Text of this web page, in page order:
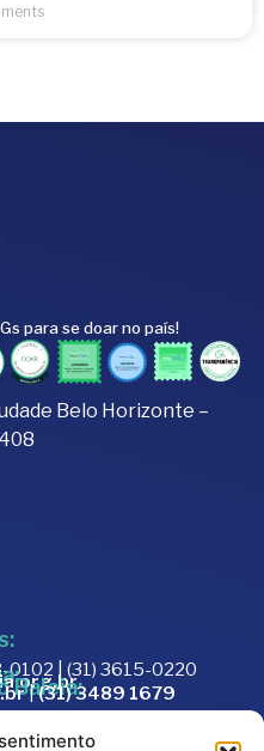
para se doar no país!
Belo Horizonte –
0102 | (31) 3615-0220
Baleia:
|(31) 3489 1679